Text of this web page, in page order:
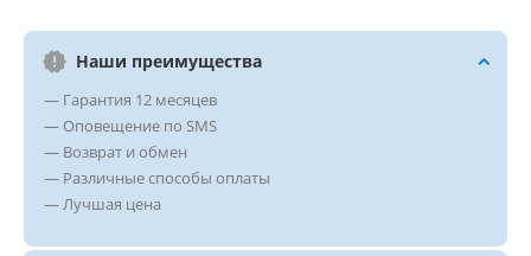
Наши преимущества
— Гарантия 12 месяцев
— Оповещение по SMS
— Возврат и обмен
— Различные способы оплаты
— Лучшая цена